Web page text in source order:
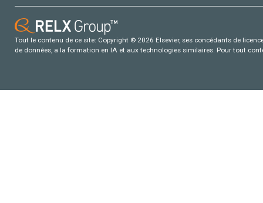
Tout le contenu de ce site: Copyright © 2026 Elsevier, ses concédants de
de données, a la formation en IA et aux technologies similaires. Pour tout